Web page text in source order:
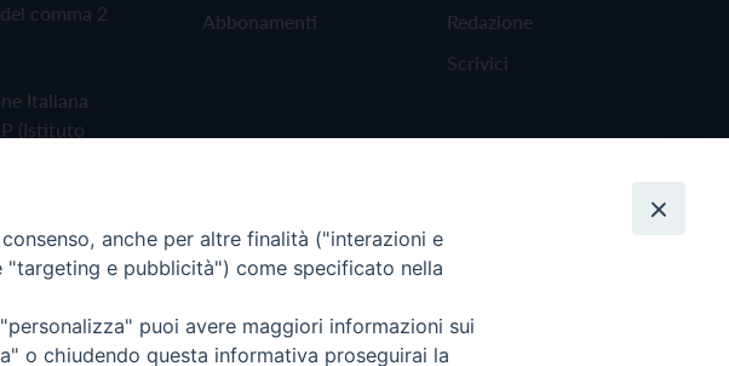
comma 2
Italiana
(Istituto
Abbonamenti
Redazione
Scrivici
anche per altre finalità ("interazioni e
e pubblicità") come specificato nella
puoi avere maggiori informazioni sui
o chiudendo questa informativa proseguirai la